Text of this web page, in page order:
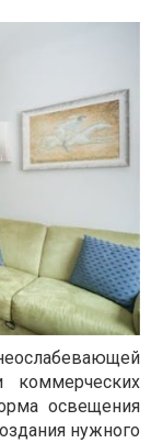
освещения
нужного